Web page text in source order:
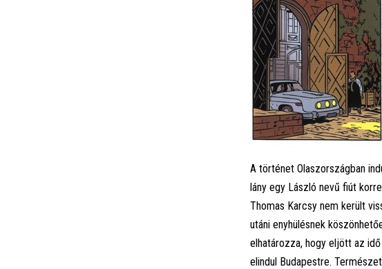
A történet Olaszországban
lány egy László nevű fiút
Thomas Karcsy nem került
utáni enyhülésnek
elhatározza, hogy eljött az
elindul Budapestre.